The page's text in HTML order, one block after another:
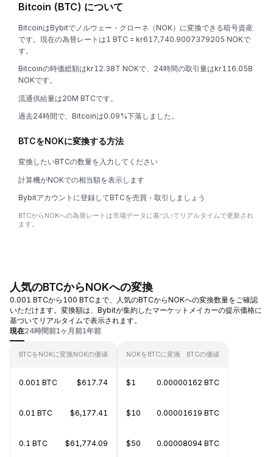
Bitcoin (BTC) について
BitcoinはBybitでノルウェー・クローネ（NOK）に変換できる暗号資産
です。現在の為替レートは1 BTC = kr617,740.9007379205 NOKで
す。
Bitcoinの時価総額はkr12.38T NOKで、24時間の取引量はkr116.05B
NOKです。
流通供給量は20M BTCです。
過去24時間で、Bitcoinは0.09%下落しました。
BTCをNOKに変換する方法
変換したいBTCの数量を入力してください
計算機がNOKでの相当額を表示します
Bybitアカウントに登録してBTCを売買・取引しましょう
BTCからNOKへの為替レートは市場データに基づいてリアルタイムで更新され
ます。
人気のBTCからNOKへの変換
0.001 BTCから100 BTCまで、人気のBTCからNOKへの変換数量をご確認
いただけます。変換額は、Bybitが集約したマーケットメイカーの提示価格に
基づいてリアルタイムで表示されます。
現在24時間前1ヶ月前1年前
BTCをNOKに変換NOKの価値
0.001 BTC $617.74
0.01 BTC $6,177.41
0.1 BTC $61,774.09
NOKをBTCに変換 BTCの価値
$1 0.00000162 BTC
$10 0.00001619 BTC
$50 0.00008094 BTC